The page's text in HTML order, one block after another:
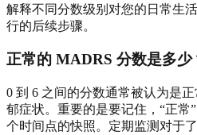
解释不同分数级别对您的日常生
行的后续步骤。
正常的 MADRS 分数是多少
0 到 6 之间的分数通常被认为是
郁症状。重要的是要记住，“正常
个时间点的快照。定期监测对于